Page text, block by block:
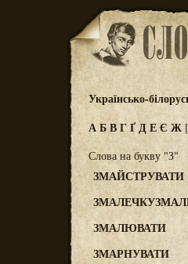
Українсько-
АБВГҐДЕЄ Ж
Слова на букву "З"
ЗМАЙСТРУВАТИ
ЗМАЛЮВАТИ
ЗМАРНУВАТИ